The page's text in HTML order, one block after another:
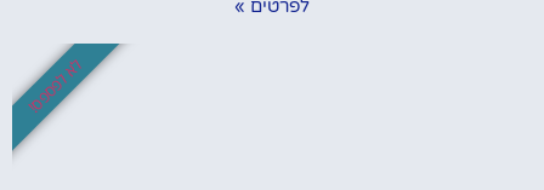
לפרטים »
לא לפספס!